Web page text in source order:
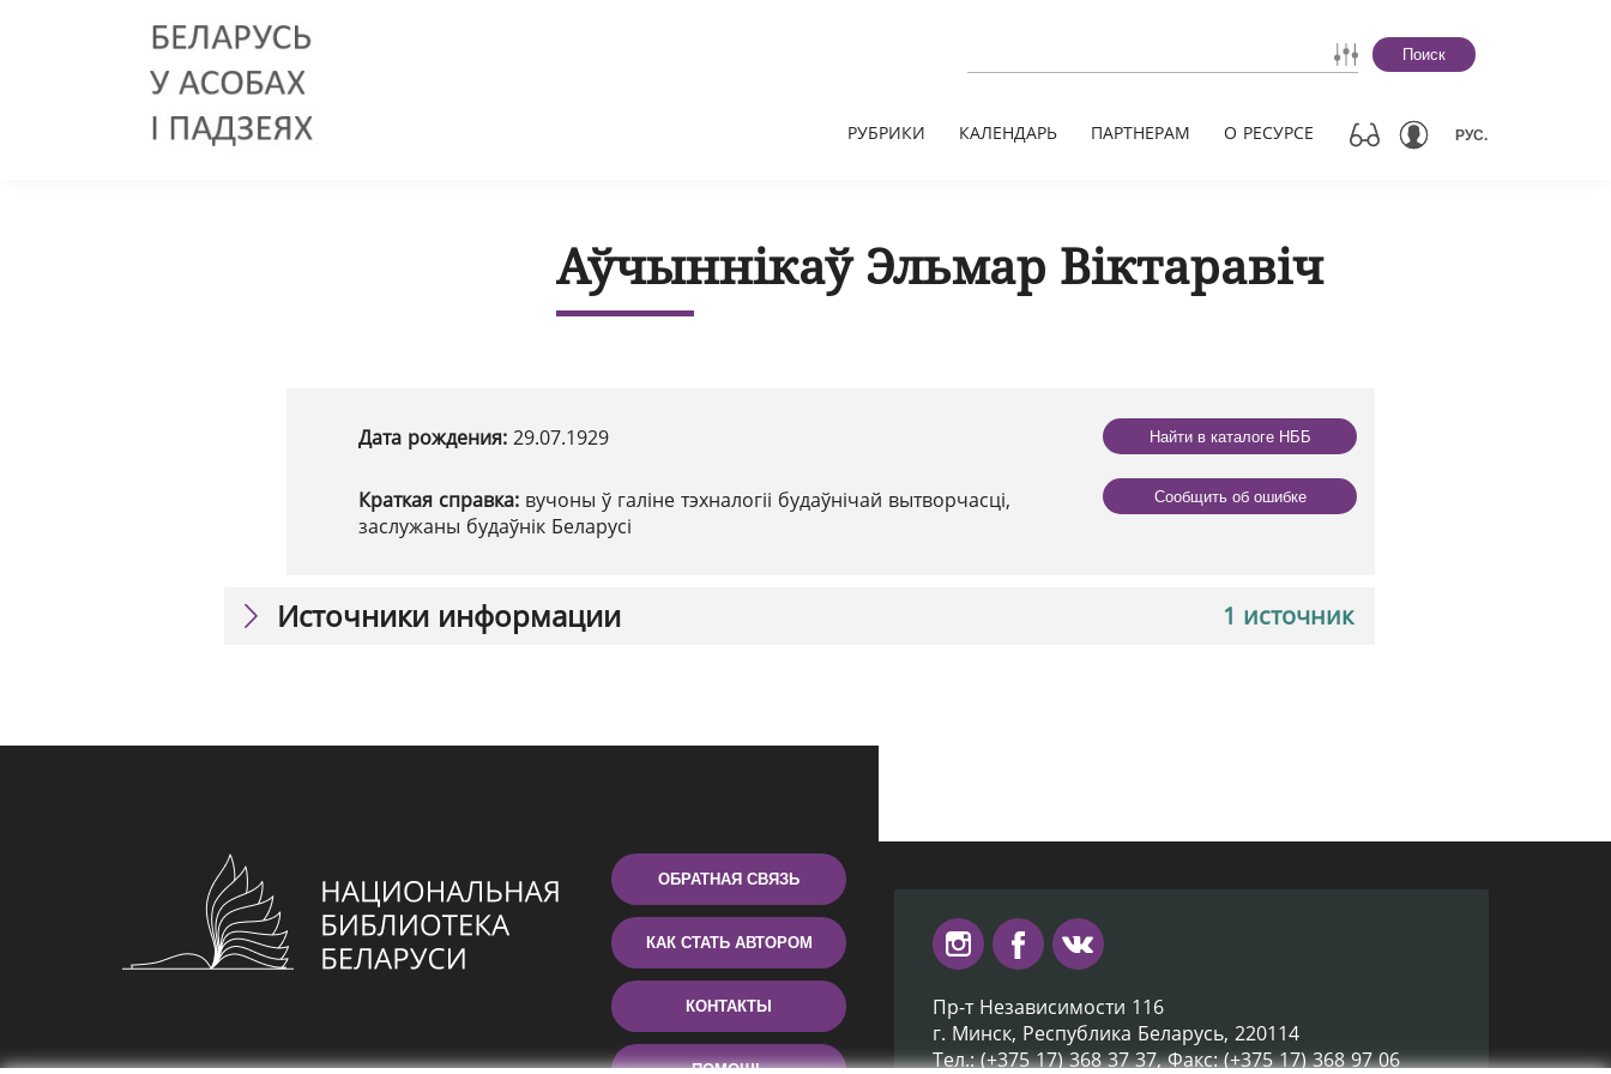
Поиск
РУБРИКИ КАЛЕНДАРЬ ПАРТНЕРАМ О РЕСУРСЕ РУС.
Аўчыннікаў Эльмар Віктаравіч
Дата рождения: 29.07.1929
Краткая справка: вучоны ў галіне тэхналогіі будаўнічай вытворчасці,
заслужаны будаўнік Беларусі
Найти в каталоге НББ
Сообщить об ошибке
1 источник
Источники информации
ОБРАТНАЯ СВЯЗЬ
КАК СТАТЬ АВТОРОМ
КОНТАКТЫ
ПОМОЩЬ
Пр-т Независимости 116
г. Минск, Республика Беларусь, 220114
Тел.: (+375 17) 368 37 37, Факс: (+375 17) 368 97 06